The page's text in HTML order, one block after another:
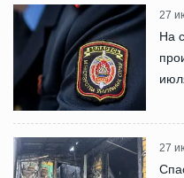
27
На
27